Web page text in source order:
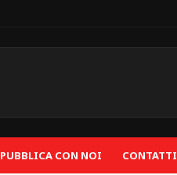
PUBBLICA CON NOI CONTATTI